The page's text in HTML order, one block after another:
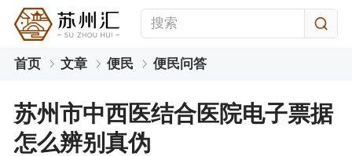
首页 文章 便民 便民问答
苏州市中西医结合医院电子票据
怎么辨别真伪